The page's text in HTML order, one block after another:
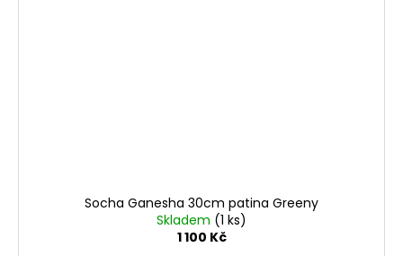
Socha Ganesha 30cm patina Greeny
Skladem (1 ks)
1 100 Kč